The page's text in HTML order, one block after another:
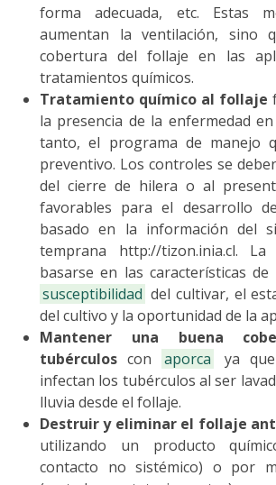
forma adecuada, etc. Estas
aumentan la ventilación, sino
cobertura del follaje en las
tratamientos químicos.
Tratamiento químico al follaje
la presencia de la enfermedad
tanto, el programa de manejo
preventivo. Los controles se
del cierre de hilera o al
favorables para el desarrollo
basado en la información del
temprana http://tizon.inia.cl.
basarse en las características
susceptibilidad del cultivar, el
del cultivo y la oportunidad de la
Mantener una buena
tubérculos con aporca ya
infectan los tubérculos al ser
lluvia desde el follaje.
Destruir y eliminar el follaje
utilizando un producto
contacto no sistémico) o por